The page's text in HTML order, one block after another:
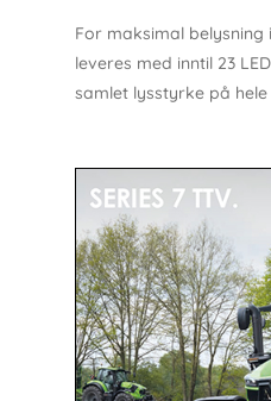
For maksimal belysning
leveres med inntil 23
samlet lysstyrke på hele